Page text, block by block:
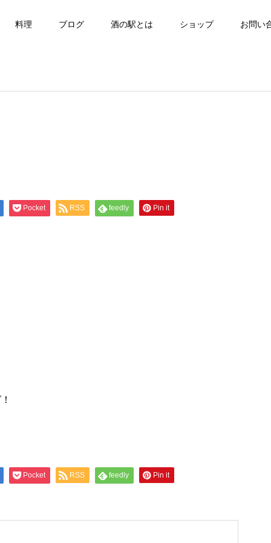
料理 ブログ 酒の駅とは ショップ お問い
Pocket RSS feedly Pin it
Pocket RSS feedly Pin it